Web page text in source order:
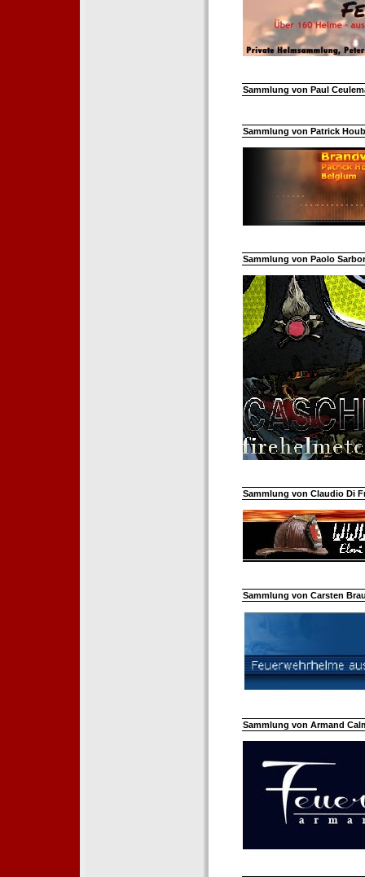
Sammlung von Paul
Sammlung von Patrick
Sammlung von Paolo
Sammlung von Claudio Di
Sammlung von Carsten
Sammlung von Armand